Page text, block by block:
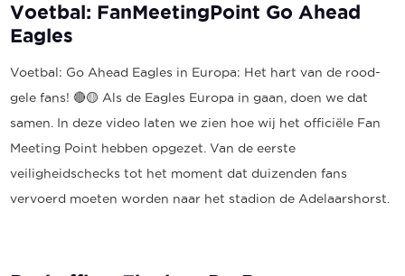
Voetbal: FanMeetingPoint Go Ahead
Eagles
Voetbal: Go Ahead Eagles in Europa: Het hart van de rood-
gele fans! 🔴🟡 Als de Eagles Europa in gaan, doen we dat
samen. In deze video laten we zien hoe wij het officiële Fan
Meeting Point hebben opgezet. Van de eerste
veiligheidschecks tot het moment dat duizenden fans
vervoerd moeten worden naar het stadion de Adelaarshorst.